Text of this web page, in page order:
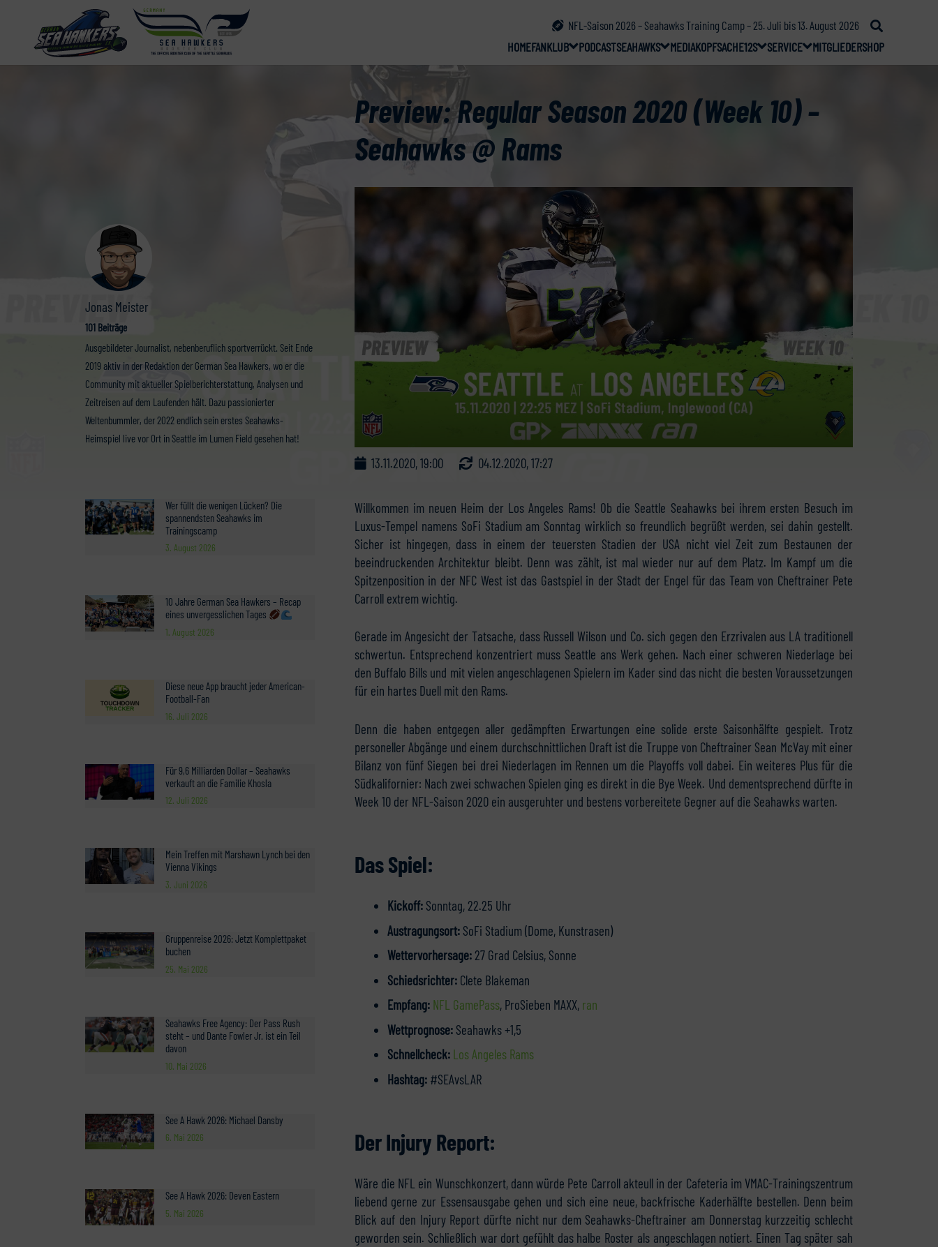
NFL-Saison 2026 – Seahawks Training Camp – 25. Juli bis 13. August 2026
HOMEFANKLUB PODCASTSEAHAWKS MEDIAKOPFSACHE12S SERVICE MITGLIEDERSHOP
Jonas Meister
101 Beiträge
Ausgebildeter Journalist, nebenberuflich sportverrückt. Seit Ende
2019 aktiv in der Redaktion der German Sea Hawkers, wo er die
Community mit aktueller Spielberichterstattung, Analysen und
Zeitreisen auf dem Laufenden hält. Dazu passionierter
Weltenbummler, der 2022 endlich sein erstes Seahawks-
Heimspiel live vor Ort in Seattle im Lumen Field gesehen hat!
Preview: Regular Season 2020 (Week 10) –
Seahawks @ Rams
13.11.2020, 19:00 04.12.2020, 17:27
Wer füllt die wenigen Lücken? Die
spannendsten Seahawks im
Trainingscamp
3. August 2026
10 Jahre German Sea Hawkers – Recap
eines unvergesslichen Tages
1. August 2026
Diese neue App braucht jeder American-
Football-Fan
16. Juli 2026
Für 9,6 Milliarden Dollar – Seahawks
verkauft an die Familie Khosla
12. Juli 2026
Mein Treffen mit Marshawn Lynch bei den
Vienna Vikings
3. Juni 2026
Gruppenreise 2026: Jetzt Komplettpaket
buchen
25. Mai 2026
Seahawks Free Agency: Der Pass Rush
steht – und Dante Fowler Jr. ist ein Teil
davon
10. Mai 2026
See A Hawk 2026: Michael Dansby
6. Mai 2026
See A Hawk 2026: Deven Eastern
5. Mai 2026
Willkommen im neuen Heim der Los Angeles Rams! Ob die Seattle Seahawks bei ihrem ersten Besuch im
Luxus-Tempel namens SoFi Stadium am Sonntag wirklich so freundlich begrüßt werden, sei dahin gestellt.
Sicher ist hingegen, dass in einem der teuersten Stadien der USA nicht viel Zeit zum Bestaunen der
beeindruckenden Architektur bleibt. Denn was zählt, ist mal wieder nur auf dem Platz. Im Kampf um die
Spitzenposition in der NFC West ist das Gastspiel in der Stadt der Engel für das Team von Cheftrainer Pete
Carroll extrem wichtig.
Gerade im Angesicht der Tatsache, dass Russell Wilson und Co. sich gegen den Erzrivalen aus LA traditionell
schwertun. Entsprechend konzentriert muss Seattle ans Werk gehen. Nach einer schweren Niederlage bei
den Buffalo Bills und mit vielen angeschlagenen Spielern im Kader sind das nicht die besten Voraussetzungen
für ein hartes Duell mit den Rams.
Denn die haben entgegen aller gedämpften Erwartungen eine solide erste Saisonhälfte gespielt. Trotz
personeller Abgänge und einem durchschnittlichen Draft ist die Truppe von Cheftrainer Sean McVay mit einer
Bilanz von fünf Siegen bei drei Niederlagen im Rennen um die Playoffs voll dabei. Ein weiteres Plus für die
Südkalifornier: Nach zwei schwachen Spielen ging es direkt in die Bye Week. Und dementsprechend dürfte in
Week 10 der NFL-Saison 2020 ein ausgeruhter und bestens vorbereitete Gegner auf die Seahawks warten.
Das Spiel:
Kickoff: Sonntag, 22.25 Uhr
Austragungsort: SoFi Stadium (Dome, Kunstrasen)
Wettervorhersage: 27 Grad Celsius, Sonne
Schiedsrichter: Clete Blakeman
Empfang: NFL GamePass, ProSieben MAXX, ran
Wettprognose: Seahawks +1,5
Schnellcheck: Los Angeles Rams
Hashtag: #SEAvsLAR
Der Injury Report:
Wäre die NFL ein Wunschkonzert, dann würde Pete Carroll akteull in der Cafeteria im VMAC-Trainingszentrum
liebend gerne zur Essensausgabe gehen und sich eine neue, backfrische Kaderhälfte bestellen. Denn beim
Blick auf den Injury Report dürfte nicht nur dem Seahawks-Cheftrainer am Donnerstag kurzzeitig schlecht
geworden sein. Schließlich war dort gefühlt das halbe Roster als angeschlagen notiert. Einen Tag später sah